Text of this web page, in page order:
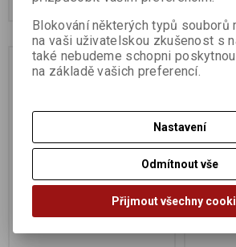
Pšenice ozimá 1kg BIO Žito
Blokování některých typů souborů
na vaši uživatelskou zkušenost s
také nebudeme schopni
na základě vašich preferencí.
Nastavení
Odmítnout vše
Přijmout všechny